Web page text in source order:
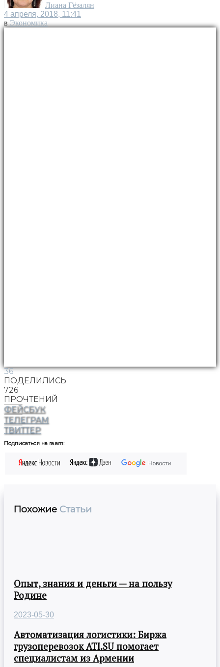
Лиана Гёзалян
4 апреля, 2018, 11:41
в Экономика
36
ПОДЕЛИЛИСЬ
726
ПРОЧТЕНИЙ
ФЕЙСБУК
ТЕЛЕГРАМ
ТВИТТЕР
Подписаться на ra.am:
Похожие Статьи
Опыт, знания и деньги — на пользу
Родине
2023-05-30
Автоматизация логистики: Биржа
грузоперевозок ATI.SU помогает
специалистам из Армении